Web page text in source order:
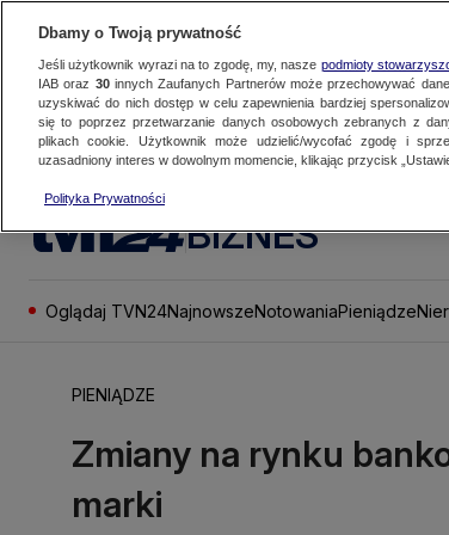
BIZNES
Oglądaj TVN24NajnowszeNotowaniaPieniądze
PIENIĄDZE
Zmiany na rynku
marki
Dbamy o Twoją prywatność
Jeśli użytkownik wyrazi na to zgodę, my, nasze podmioty
IAB oraz 30innych Zaufanych Partnerów może przechowywać
uzyskiwać do nich dostęp w celu zapewnienia bardziej
się to poprzez przetwarzanie danych osobowych zebranych z
plikach cookie. Użytkownik może udzielić/wycofać zgodę i
uzasadniony interes w dowolnym momencie, klikając przycisk
Polityka Prywatności